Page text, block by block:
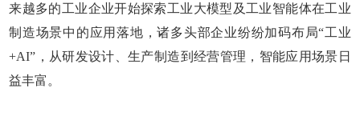
来越多的工业企业开始探索工业大模型及工业智能体在工业
制造场景中的应用落地，诸多头部企业纷纷加码布局“工业
+AI”，从研发设计、生产制造到经营管理，智能应用场景日
益丰富。